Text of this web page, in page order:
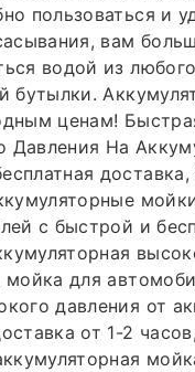
пользоваться и
вам
водой из
бутылки.
ценам!
На
с быстрой и
для
давления от
от 1-2